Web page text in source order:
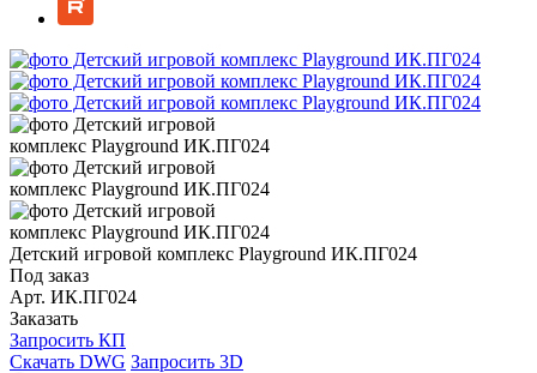
Детский игровой комплекс Playground ИК.ПГ024
Под заказ
Арт. ИК.ПГ024
Заказать
Запросить КП
Скачать DWG Запросить 3D